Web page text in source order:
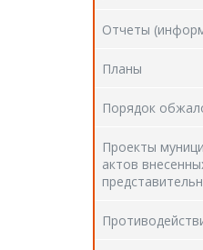
Отчеты
Планы
Порядок
Проекты
актов